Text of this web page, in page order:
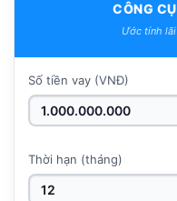
CÔNG
Ước tính
Số tiền vay (VNĐ)
Thời hạn (tháng)